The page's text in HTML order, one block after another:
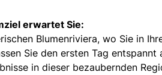
erwartet Sie:
Blumenriviera, wo Sie in
Sie den ersten Tag entspannt
in dieser bezaubernden